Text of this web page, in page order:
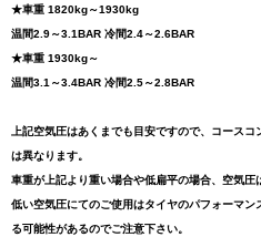
★車重 1820kg～1930kg
温間2.9～3.1BAR 冷間2.4～2.6BAR
★車重 1930kg～
温間3.1～3.4BAR 冷間2.5～2.8BAR
上記空気圧はあくまでも目安ですので、コース
は異なります。
車重が上記より重い場合や低扁平の場合、空気圧
低い空気圧にてのご使用はタイヤのパフォーマ
る可能性があるのでご注意下さい。